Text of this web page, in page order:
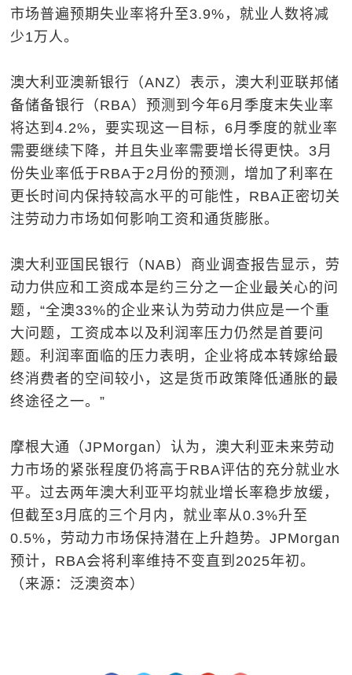
市场普遍预期失业率将升至3.9%，就业人数将减
少1万人。
澳大利亚澳新银行（ANZ）表示，澳大利亚联邦储
备储备银行（RBA）预测到今年6月季度末失业率
将达到4.2%，要实现这一目标，6月季度的就业率
需要继续下降，并且失业率需要增长得更快。3月
份失业率低于RBA于2月份的预测，增加了利率在
更长时间内保持较高水平的可能性，RBA正密切关
注劳动力市场如何影响工资和通货膨胀。
澳大利亚国民银行（NAB）商业调查报告显示，劳
动力供应和工资成本是约三分之一企业最关心的问
题，“全澳33%的企业来认为劳动力供应是一个重
大问题，工资成本以及利润率压力仍然是首要问
题。利润率面临的压力表明，企业将成本转嫁给最
终消费者的空间较小，这是货币政策降低通胀的最
终途径之一。”
摩根大通（JPMorgan）认为，澳大利亚未来劳动
力市场的紧张程度仍将高于RBA评估的充分就业水
平。过去两年澳大利亚平均就业增长率稳步放缓，
但截至3月底的三个月内，就业率从0.3%升至
0.5%，劳动力市场保持潜在上升趋势。JPMorgan
预计，RBA会将利率维持不变直到2025年初。
（来源：泛澳资本）